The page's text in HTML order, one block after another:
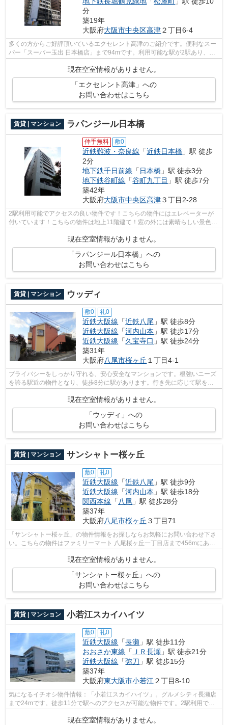
分
築19年
大阪府大阪市中央区高津２丁目6-4
多くの方からご好評頂いているエクセレント高津のご紹介です。便利なスー
パー「スーパー玉出 日本橋店」まで94mです。利用可能な駅が2駅あり、行
き先に合わせて使い分けができます。物...
現在空室情報がありません。
「エクセレント高津」への
お問い合わせはこちら
賃貸 | マンション ラパンジール日本橋
仲手無料 敷0
近鉄難波・奈良線 「近鉄日本橋 」駅 徒歩
2分
地下鉄千日前線 「 日本橋 」駅 徒歩3分
地下鉄谷町線 「谷町九丁目 」駅 徒歩7分
築42年
大阪府大阪市中央区高津３丁目2-28
2駅利用可能でアクセスの良い物件です！こちらの物件にはエレベーターが
付いています！こちらの物件は地上11階建て！窓の外には素晴らしい景色が
現在空室情報がありません。
「ラパンジール日本橋」への
お問い合わせはこちら
賃貸 | マンション ウッディ
敷0 礼0
近鉄大阪線 「近鉄八尾 」駅 徒歩8分
近鉄大阪線 「河内山本 」駅 徒歩17分
近鉄大阪線 「久宝寺口 」駅 徒歩24分
築31年
大阪府八尾市桜ヶ丘 １丁目4-1
プライバシーをしっかり守れる、安心安全なマンションです。根強いニーズ
を誇る駅近の物件となり、徒歩8分に駅があります。行き先に応じて駅を選
現在空室情報がありません。
「ウッディ」への
お問い合わせはこちら
賃貸 | マンション サンシャトー桜ヶ丘
敷0 礼0
近鉄大阪線 「近鉄八尾 」駅 徒歩9分
近鉄大阪線 「河内山本 」駅 徒歩18分
関西本線 「八尾 」駅 徒歩28分
築37年
大阪府八尾市桜ヶ丘 ３丁目71
「サンシャトー桜ヶ丘」の物件情報をお探しならお気軽にお問い合わせ下さ
い。こちらの物件はファミリーマート 八尾桜ヶ丘一丁目店まで456mにあり
ます。駐車場まで150mの物件、いかがで...
現在空室情報がありません。
「サンシャトー桜ヶ丘」への
お問い合わせはこちら
賃貸 | マンション 小若江スカイハイツ
敷0 礼0
近鉄大阪線 「長瀬 」駅 徒歩11分
おおさか東線 「 ＪＲ長瀬 」駅 徒歩21分
近鉄大阪線 「弥刀 」駅 徒歩15分
築37年
大阪府東大阪市小若江 ２丁目8-10
気になるイチオシ物件情報：「小若江スカイハイツ」。グルメシティ長瀬店
まで24mです。徒歩11分で駅へのアクセスが可能な物件です。2駅利用でき
現在空室情報がありません。